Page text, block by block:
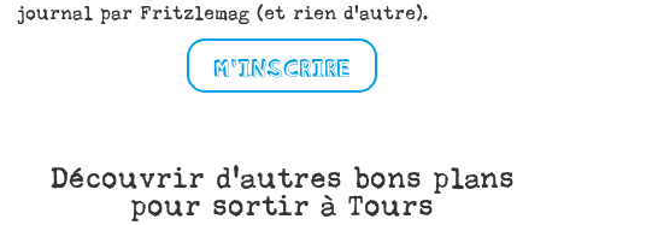
journal par Fritzlemag (et rien d'autre).
M'INSCRIRE
Découvrir d'autres bons plans
pour sortir à Tours